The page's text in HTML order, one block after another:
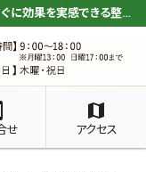
市川市にある当院は、痛くないソフトな施術ですぐに効果を実感できる整体が人気
せ
map
アクセス